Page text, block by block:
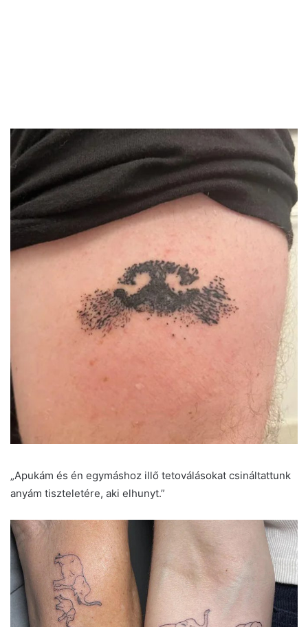
„Apukám és én egymáshoz illő tetoválásokat csináltattunk
anyám tiszteletére, aki elhunyt.”